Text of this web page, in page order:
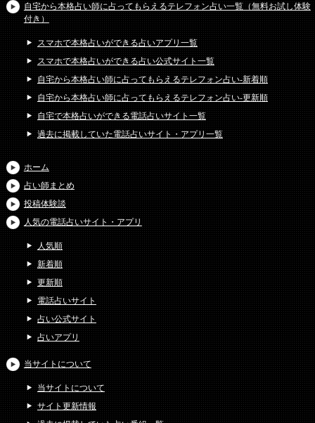
自宅から本格占い師に占ってもらえるテレフォン占い一覧（無料お試し体験
付き）
スマホで本格占いができる占いアプリ一覧
スマホで本格占いができる占い公式サイト一覧
自宅から本格占い師に占ってもらえるテレフォン占い-新着順
自宅から本格占い師に占ってもらえるテレフォン占い-更新順
自宅で本格占いができる電話占いサイト一覧
過去に掲載していた電話占いサイト・アプリ一覧
ホーム
占い師まとめ
投稿体験談
人気の電話占いサイト・アプリ
人気順
新着順
更新順
電話占いサイト
占い公式サイト
占いアプリ
当サイトについて
当サイトについて
サイト更新情報